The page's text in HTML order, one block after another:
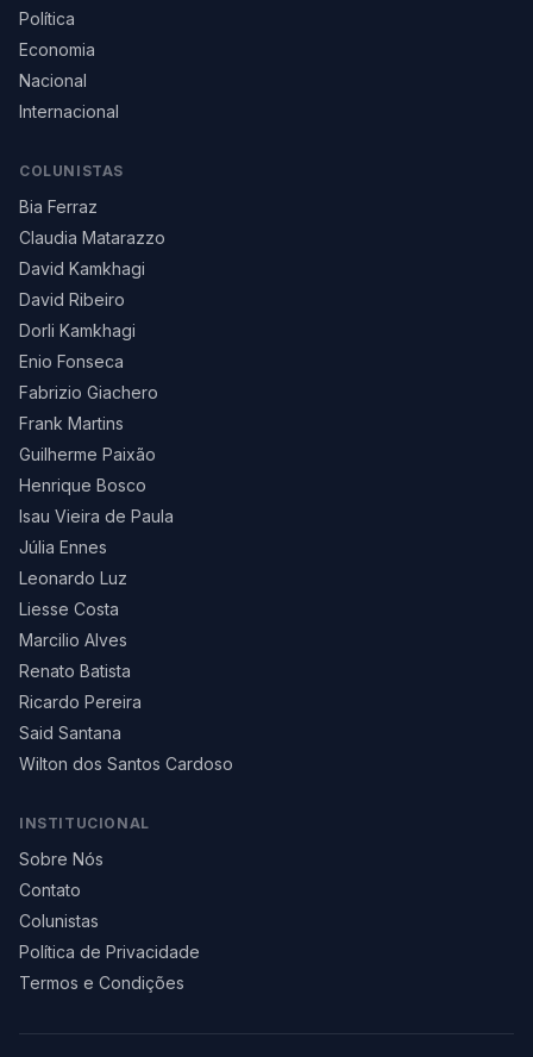
Política
Economia
Nacional
Internacional
COLUNISTAS
Bia Ferraz
Claudia Matarazzo
David Kamkhagi
David Ribeiro
Dorli Kamkhagi
Enio Fonseca
Fabrizio Giachero
Frank Martins
Guilherme Paixão
Henrique Bosco
Isau Vieira de Paula
Júlia Ennes
Leonardo Luz
Liesse Costa
Marcilio Alves
Renato Batista
Ricardo Pereira
Said Santana
Wilton dos Santos Cardoso
INSTITUCIONAL
Sobre Nós
Contato
Colunistas
Política de Privacidade
Termos e Condições